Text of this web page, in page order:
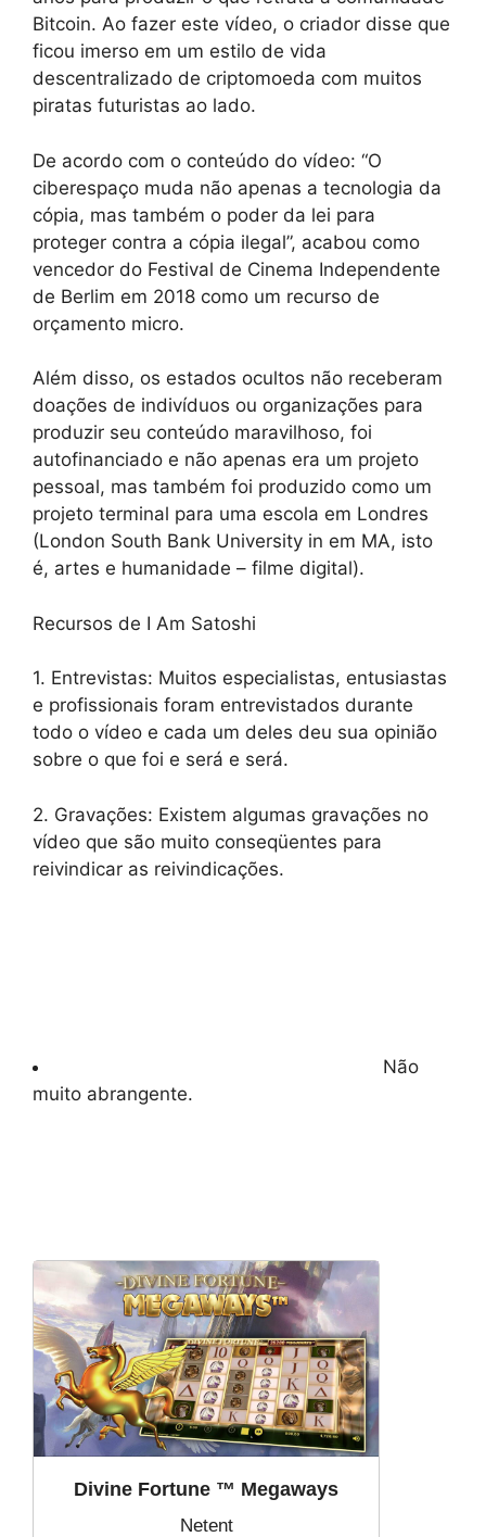
Bitcoin. Ao fazer este vídeo, o criador disse que
ficou imerso em um estilo de vida
descentralizado de criptomoeda com muitos
piratas futuristas ao lado.
De acordo com o conteúdo do vídeo: “O
ciberespaço muda não apenas a tecnologia da
cópia, mas também o poder da lei para
proteger contra a cópia ilegal”, acabou como
vencedor do Festival de Cinema Independente
de Berlim em 2018 como um recurso de
orçamento micro.
Além disso, os estados ocultos não receberam
doações de indivíduos ou organizações para
produzir seu conteúdo maravilhoso, foi
autofinanciado e não apenas era um projeto
pessoal, mas também foi produzido como um
projeto terminal para uma escola em Londres
(London South Bank University in em MA, isto
é, artes e humanidade – filme digital).
Recursos de I Am Satoshi
1. Entrevistas: Muitos especialistas, entusiastas
e profissionais foram entrevistados durante
todo o vídeo e cada um deles deu sua opinião
sobre o que foi e será e será.
2. Gravações: Existem algumas gravações no
vídeo que são muito conseqüentes para
reivindicar as reivindicações.
Não
muito abrangente.
Divine Fortune ™ Megaways
Netent